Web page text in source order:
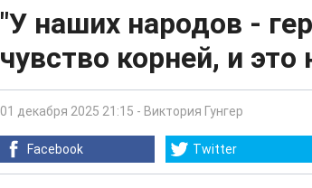
"У наших народов -
чувство корней, и это
01 декабря 2025 21:15 - Виктория Гунгер
Facebook Twitter